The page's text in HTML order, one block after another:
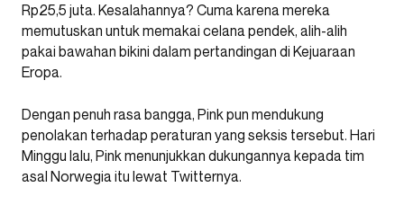
Rp25,5 juta. Kesalahannya? Cuma karena mereka
memutuskan untuk memakai celana pendek, alih-alih
pakai bawahan bikini dalam pertandingan di Kejuaraan
Eropa.
Dengan penuh rasa bangga, Pink pun mendukung
penolakan terhadap peraturan yang seksis tersebut. Hari
Minggu lalu, Pink menunjukkan dukungannya kepada tim
asal Norwegia itu lewat Twitternya.